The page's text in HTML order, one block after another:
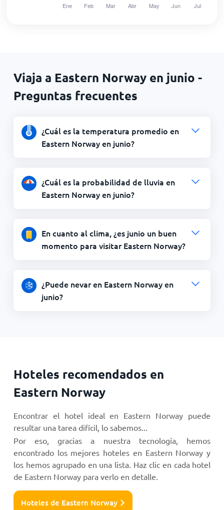
Viaja a Eastern Norway en junio -
Preguntas frecuentes
¿Cuál es la temperatura promedio en
Eastern Norway en junio?
¿Cuál es la probabilidad de lluvia en
Eastern Norway en junio?
En cuanto al clima, ¿es junio un buen
momento para visitar Eastern Norway?
¿Puede nevar en Eastern Norway en
junio?
Hoteles recomendados en
Eastern Norway
Encontrar el hotel ideal en Eastern Norway puede
resultar una tarea difícil, lo sabemos...
Por eso, gracias a nuestra tecnología, hemos
encontrado los mejores hoteles en Eastern Norway y
los hemos agrupado en una lista. Haz clic en cada hotel
de Eastern Norway para verlo en detalle.
Hoteles de Eastern Norway